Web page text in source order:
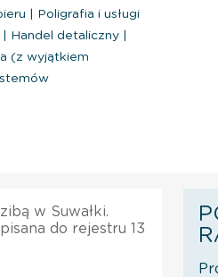
Poligrafia i usługi
Handel detaliczny
(z wyjątkiem
w Suwałki.
do rejestru 13